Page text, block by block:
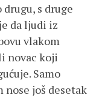
s druge
da ljudi iz
vlakom
novac koji
Samo
nose još desetak